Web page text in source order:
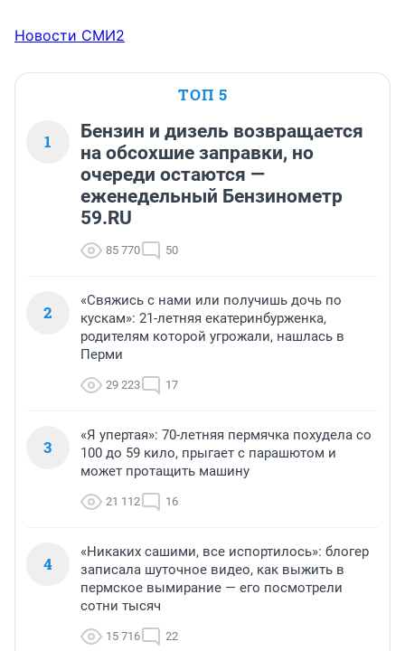
Новости СМИ2
ТОП 5
1
Бензин и дизель возвращается
на обсохшие заправки, но
очереди остаются —
еженедельный Бензинометр
59.RU
85 770 50
2
«Свяжись с нами или получишь дочь по
кускам»: 21-летняя екатеринбурженка,
родителям которой угрожали, нашлась в
Перми
29 223 17
3
«Я упертая»: 70-летняя пермячка похудела со
100 до 59 кило, прыгает с парашютом и
может протащить машину
21 112 16
4
«Никаких сашими, все испортилось»: блогер
записала шуточное видео, как выжить в
пермское вымирание — его посмотрели
сотни тысяч
15 716 22